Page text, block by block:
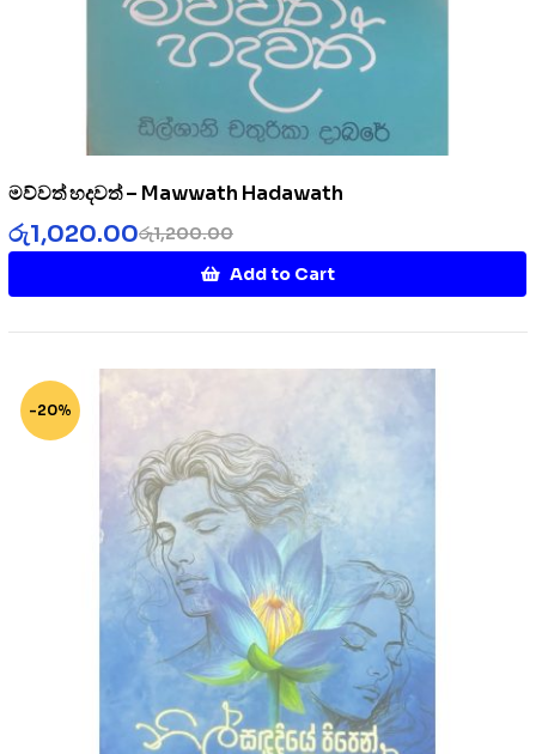
මව්වත් හදවත් – Mawwath Hadawath
රු1,200.00
රු1,020.00
Add to Cart
-20%